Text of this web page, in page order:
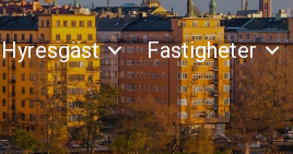
Hyresgäst Fastigheter